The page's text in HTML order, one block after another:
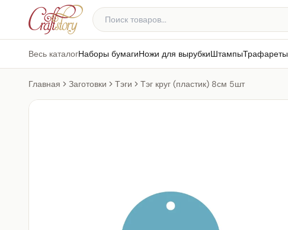
Весь каталогНаборы бумагиНожи для вырубкиШтампыТрафареты
Главная Заготовки Тэги Тэг круг (пластик) 8см 5шт